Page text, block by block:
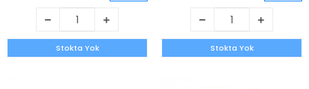
Stokta Yok Stokta Yok